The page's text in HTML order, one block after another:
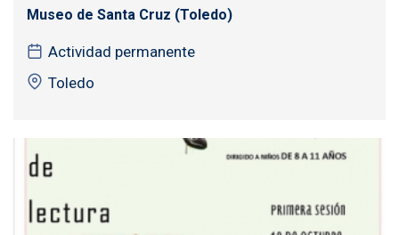
Museo de Santa Cruz (Toledo)
Actividad permanente
Toledo